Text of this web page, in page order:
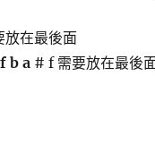
在最後面
b a# f 需要放在最後